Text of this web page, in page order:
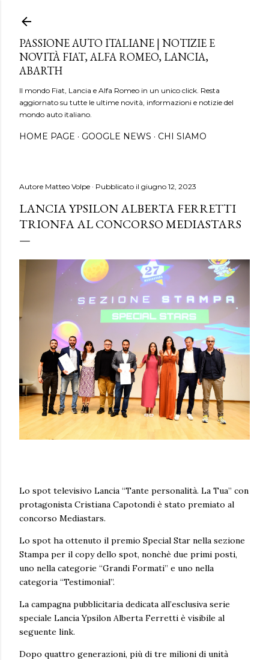
PASSIONE AUTO ITALIANE | NOTIZIE E
NOVITÀ FIAT, ALFA ROMEO, LANCIA,
ABARTH
Il mondo Fiat, Lancia e Alfa Romeo in un unico click. Resta
aggiornato su tutte le ultime novità, informazioni e notizie del
mondo auto italiano.
HOME PAGE GOOGLE NEWS CHI SIAMO
Autore Matteo Volpe Pubblicato il giugno 12, 2023
LANCIA YPSILON ALBERTA FERRETTI
TRIONFA AL CONCORSO MEDIASTARS
Lo spot televisivo Lancia “Tante personalità. La Tua” con
protagonista Cristiana Capotondi è stato premiato al
concorso Mediastars.
Lo spot ha ottenuto il premio Special Star nella sezione
Stampa per il copy dello spot, nonchè due primi posti,
uno nella categorie “Grandi Formati” e uno nella
categoria “Testimonial”.
La campagna pubblicitaria dedicata all’esclusiva serie
speciale Lancia Ypsilon Alberta Ferretti è visibile al
seguente link.
Dopo quattro generazioni, più di tre milioni di unità